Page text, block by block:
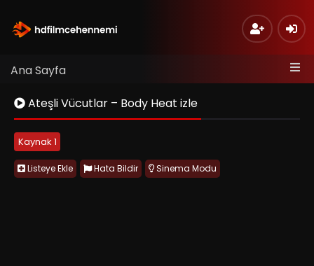
Ana Sayfa
Ateşli Vücutlar – Body Heat izle
Kaynak 1
Listeye Ekle Hata Bildir Sinema Modu